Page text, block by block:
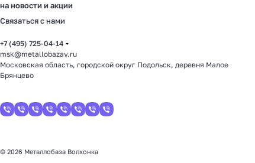
на новости и акции
Связаться с нами
+7 (495) 725-04-14
msk@metallobazav.ru
Московская область, городской округ Подольск, деревня Малое
Брянцево
© 2026 Металлобаза Волхонка